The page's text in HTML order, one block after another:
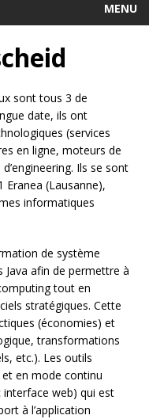
MENU
sont tous 3 de
date, ils ont
(services
en ligne, moteurs de
Ils se sont
(Lausanne),
informatiques
de système
Java afin de permettre à
tout en
stratégiques. Cette
(économies) et
transformations
etc.). Les outils
en mode continu
interface web) qui est
à l’application